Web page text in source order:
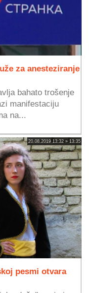
za anesteziranje
bahato trošenje
manifestaciju
na...
20.08.2019 13:32 » 13:35
pesmi otvara